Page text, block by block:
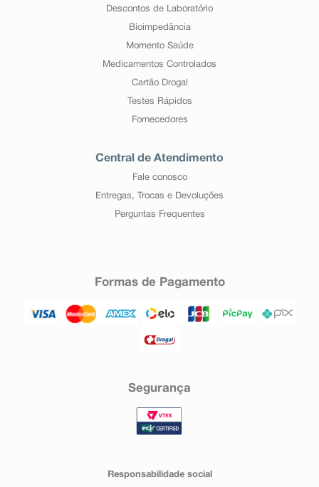
Descontos de Laboratório
Bioimpedância
Momento Saúde
Medicamentos Controlados
Cartão Drogal
Testes Rápidos
Fornecedores
Central de Atendimento
Fale conosco
Entregas, Trocas e Devoluções
Perguntas Frequentes
Formas de Pagamento
Segurança
Responsabilidade social